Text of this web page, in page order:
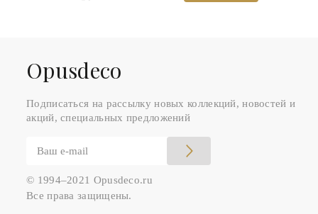
Оpusdeco
Подписаться на рассылку новых коллекций, новостей и
акций, специальных предложений
© 1994–2021 Opusdeco.ru
Все права защищены.